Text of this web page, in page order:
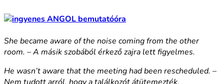
She became aware of the noise coming from the other
room. – A másik szobából érkező zajra lett figyelmes.
He wasn’t aware that the meeting had been rescheduled. –